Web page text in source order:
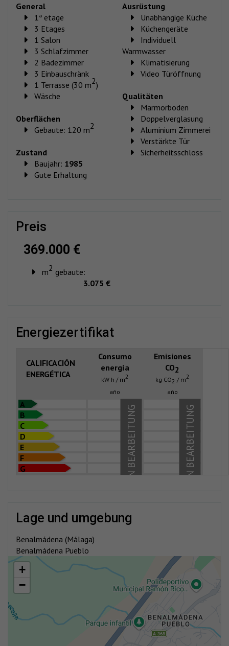
General
1ª etage
3 Etages
1 Salon
3 Schlafzimmer
2 Badezimmer
3 Einbauschränk
1 Terrasse (30 m2)
Wäsche
Oberflächen
Gebaute: 120 m2
Zustand
Baujahr: 1985
Gute Erhaltung
Ausrüstung
Unabhängige Küche
Küchengeräte
Individuell
Warmwasser
Klimatisierung
Video Türöffnung
Qualitäten
Marmorboden
Doppelverglasung
Aluminium Zimmerei
Verstärkte Tür
Sicherheitsschloss
preis
369.000 €
m2 gebaute:
3.075 €
energiezertifikat
CALIFICACIÓN
ENERGÉTICA
Consumo
energía
kW h / m2
año
Emisiones
CO2
kg CO2 / m2
año
A
B
C
D
E
F
G
IN BEARBEITUNG
IN BEARBEITUNG
lage und umgebung
Benalmádena (Málaga)
Benalmádena Pueblo
+
−